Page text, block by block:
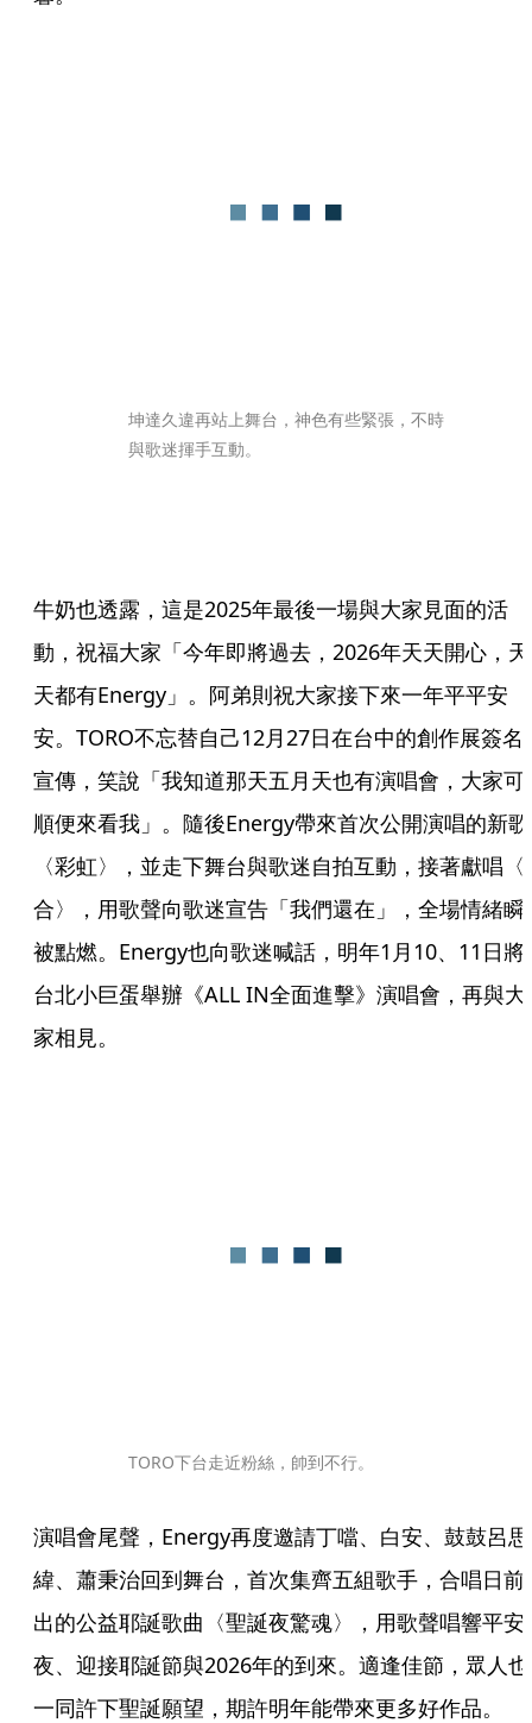
坤達久違再站上舞台，神色有些緊張，不時
與歌迷揮手互動。
牛奶也透露，這是2025年最後一場與大家見面的活
動，祝福大家「今年即將過去，2026年天天開心，天
天都有Energy」。阿弟則祝大家接下來一年平平安
安。TORO不忘替自己12月27日在台中的創作展簽名
宣傳，笑說「我知道那天五月天也有演唱會，大家可
順便來看我」。隨後Energy帶來首次公開演唱的新歌
〈彩虹〉，並走下舞台與歌迷自拍互動，接著獻唱〈
合〉，用歌聲向歌迷宣告「我們還在」，全場情緒瞬
被點燃。Energy也向歌迷喊話，明年1月10、11日將
台北小巨蛋舉辦《ALL IN全面進擊》演唱會，再與大
家相見。
TORO下台走近粉絲，帥到不行。
演唱會尾聲，Energy再度邀請丁噹、白安、鼓鼓呂思
緯、蕭秉治回到舞台，首次集齊五組歌手，合唱日前
出的公益耶誕歌曲〈聖誕夜驚魂〉，用歌聲唱響平安
夜、迎接耶誕節與2026年的到來。適逢佳節，眾人也
一同許下聖誕願望，期許明年能帶來更多好作品。